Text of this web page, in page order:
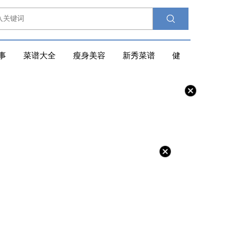
菜谱大全 瘦身美容 新秀菜谱 健